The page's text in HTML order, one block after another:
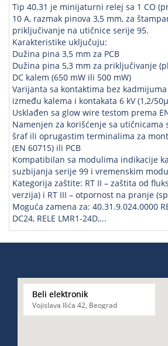
Tip 40.31 je minijaturni relej sa 1 CO
10 A, razmak pinova 3,5 mm, za
priključivanje na utičnice serije 95.
Karakteristike uključuju:
Dužina pina 3,5 mm za PCB
Dužina pina 5,3 mm za priključivanje
DC kalem (650 mW ili 500 mW)
Varijanta sa kontaktima bez
između kalema i kontakata 6 kV (1,2/
Usklađen sa glow wire testom prema
Namenjen za korišćenje sa utičnicama
šraf ili oprugastim terminalima za
(EN 60715) ili PCB
Kompatibilan sa modulima indikacije
suzbijanja serije 99 i vremenskim
Kategorija zaštite: RT II – zaštita od
verzija) i RT III – otpornost na pranje
Moguća zamena za: 40.31.9.024.0000
DC24, RELE LMR1-24D,...
Beli elektronik
Vojislava Ilića 42, Beograd